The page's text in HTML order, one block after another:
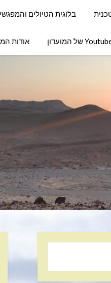
בלוגית הטיולים
אודות